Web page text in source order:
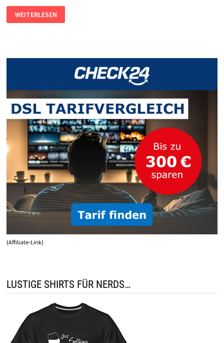
STARTSEITE
FESTLEGEN
WEITERLESEN
(Affiliate-Link)
LUSTIGE SHIRTS FÜR NERDS…